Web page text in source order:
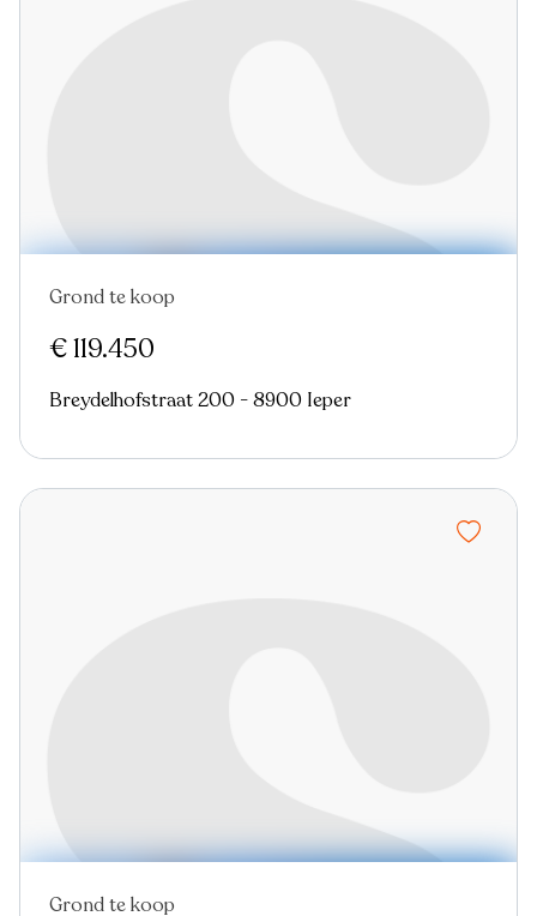
Grond te koop
€ 119.450
Breydelhofstraat 200 - 8900 Ieper
Grond te koop